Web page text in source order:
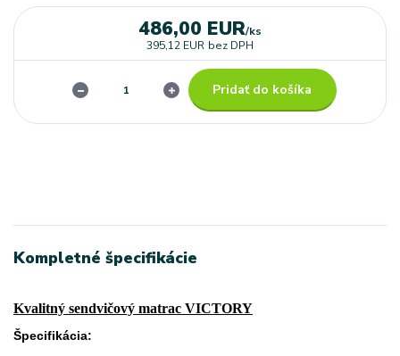
486,00 EUR/ks
395,12 EUR bez DPH
Pridať do košíka
Kompletné špecifikácie
Kvalitný sendvičový matrac VICTORY
Špecifikácia: